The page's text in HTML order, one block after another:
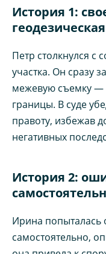
История 1:
Петр столкнулся с
участка. Он сразу
межевую съемку —
границы. В суде
правоту, избежав
негативных
История 2:
Ирина попыталась
самостоятельно,